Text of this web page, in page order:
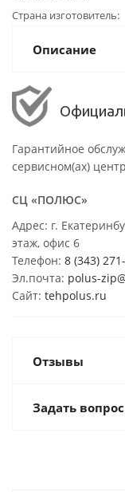
Страна изготовитель
Описание
Гарантийное
сервисном(ах)
СЦ «ПОЛЮС»
Адрес: г.
этаж, офис 6
Телефон: 8 (343)
Эл.почта: polus-
Сайт: tehpolus.ru
Отзывы
Задать вопрос